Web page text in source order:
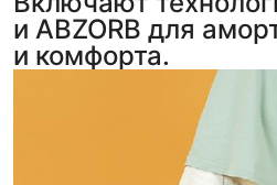
и ABZORB для
и комфорта.